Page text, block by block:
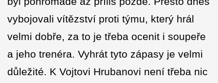
vybojovali vítězství proti týmu, který hrál
velmi dobře, za to je třeba ocenit i soupeře
a jeho trenéra. Vyhrát tyto zápasy je velmi
důležité. K Vojtovi Hrubanovi není třeba nic